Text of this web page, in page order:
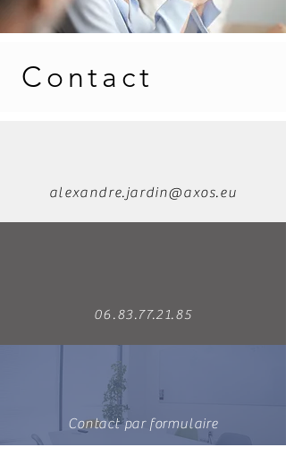
Contact
alexandre.jardin@axos.eu
06.83.77.21.85
Contact par formulaire